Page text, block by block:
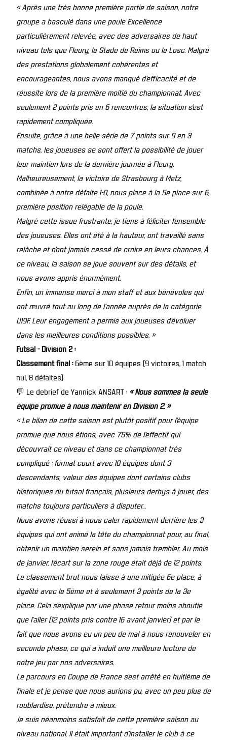
« Après une très bonne première partie de saison, notre
groupe a basculé dans une poule Excellence
particulièrement relevée, avec des adversaires de haut
niveau tels que Fleury, le Stade de Reims ou le Losc. Malgré
des prestations globalement cohérentes et
encourageantes, nous avons manqué d’efficacité et de
réussite lors de la première moitié du championnat. Avec
seulement 2 points pris en 6 rencontres, la situation s’est
rapidement compliquée.
Ensuite, grâce à une belle série de 7 points sur 9 en 3
matchs, les joueuses se sont offert la possibilité de jouer
leur maintien lors de la dernière journée à Fleury.
Malheureusement, la victoire de Strasbourg à Metz,
combinée à notre défaite 1-0, nous place à la 5e place sur 6,
première position relégable de la poule.
Malgré cette issue frustrante, je tiens à féliciter l’ensemble
des joueuses. Elles ont été à la hauteur, ont travaillé sans
relâche et n’ont jamais cessé de croire en leurs chances. À
ce niveau, la saison se joue souvent sur des détails, et
nous avons appris énormément.
Enfin, un immense merci à mon staff et aux bénévoles qui
ont œuvré tout au long de l’année auprès de la catégorie
U19F. Leur engagement a permis aux joueuses d’évoluer
dans les meilleures conditions possibles. »
Futsal - Division 2 :
Classement final :6ème sur 10 équipes (9 victoires, 1 match
nul, 8 défaites)
💬 Le debrief de Yannick ANSART : « Nous sommes la seule
équipe promue à nous maintenir en Division 2. »
« Le bilan de cette saison est plutôt positif pour l’équipe
promue que nous étions, avec 75% de l’effectif qui
découvrait ce niveau et dans ce championnat très
compliqué : format court avec 10 équipes dont 3
descendants, valeur des équipes dont certains clubs
historiques du futsal français, plusieurs derbys à jouer, des
matchs toujours particuliers à disputer…
Nous avons réussi à nous caler rapidement derrière les 3
équipes qui ont animé la tête du championnat pour, au final,
obtenir un maintien serein et sans jamais trembler. Au mois
de janvier, l’écart sur la zone rouge était déjà de 12 points.
Le classement brut nous laisse à une mitigée 6e place, à
égalité avec le 5ème et à seulement 3 points de la 3e
place. Cela s’explique par une phase retour moins aboutie
que l’aller (12 points pris contre 16 avant janvier) et par le
fait que nous avons eu un peu de mal à nous renouveler en
seconde phase, ce qui a induit une meilleure lecture de
notre jeu par nos adversaires.
Le parcours en Coupe de France s’est arrêté en huitième de
finale et je pense que nous aurions pu, avec un peu plus de
roublardise, prétendre à mieux.
Je suis néanmoins satisfait de cette première saison au
niveau national. Il était important d’installer le club à ce